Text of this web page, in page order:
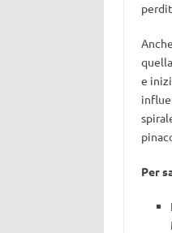
Anche
e
Per